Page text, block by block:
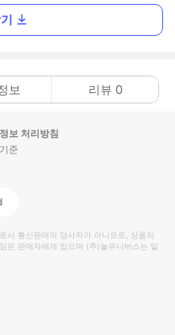
보 리뷰 0
보 처리방침
준
서 통신판매의 당사자가 아니므로, 상품의
은 판매자에게 있으며 (주)놀유니버스는 일